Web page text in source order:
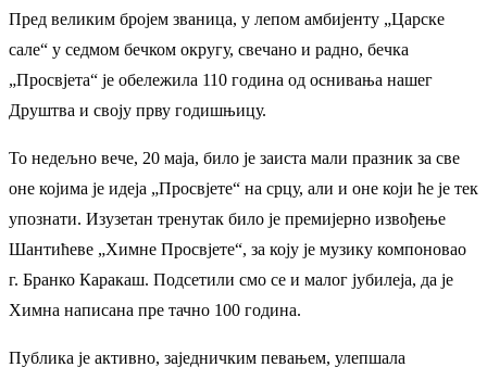
Пред великим бројем званица, у лепом амбијенту „Царске
сале“ у седмом бечком округу, свечано и радно, бечка
„Просвјета“ је обележила 110 година од оснивања нашег
Друштва и своју прву годишњицу.
То недељно вече, 20 маја, било је заиста мали празник за све
оне којима је идеја „Просвјете“ на срцу, али и оне који ће је тек
упознати. Изузетан тренутак било је премијерно извођење
Шантићеве „Химне Просвјете“, за коју је музику компоновао
г. Бранко Каракаш. Подсетили смо се и малог јубилеја, да је
Химна написана пре тачно 100 година.
Публика је активно, заједничким певањем, улепшала